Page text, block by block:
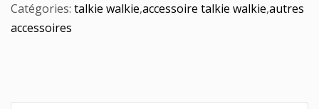
Catégories: talkie walkie,accessoire talkie walkie,autres
accessoires